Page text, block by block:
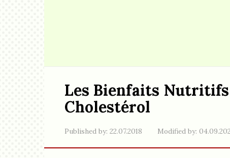
Les Bienfaits
Cholestérol
Published by: 22.07.2018 Modified by: